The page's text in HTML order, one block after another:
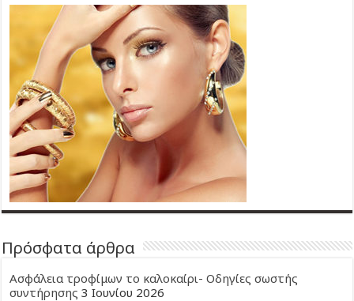
Πρόσφατα άρθρα
Ασφάλεια τροφίμων το καλοκαίρι- Οδηγίες σωστής
συντήρησης 3 Ιουνίου 2026